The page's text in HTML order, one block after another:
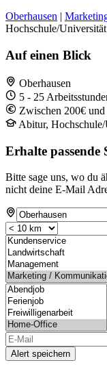
Oberhausen |
Hochschule/Universität
Auf einen Blick
Oberhausen
5 - 25
Zwischen 200€
Abitur,
Erhalte passende
Bitte sage uns, wo du
nicht deine E-Mail
Alert speichern